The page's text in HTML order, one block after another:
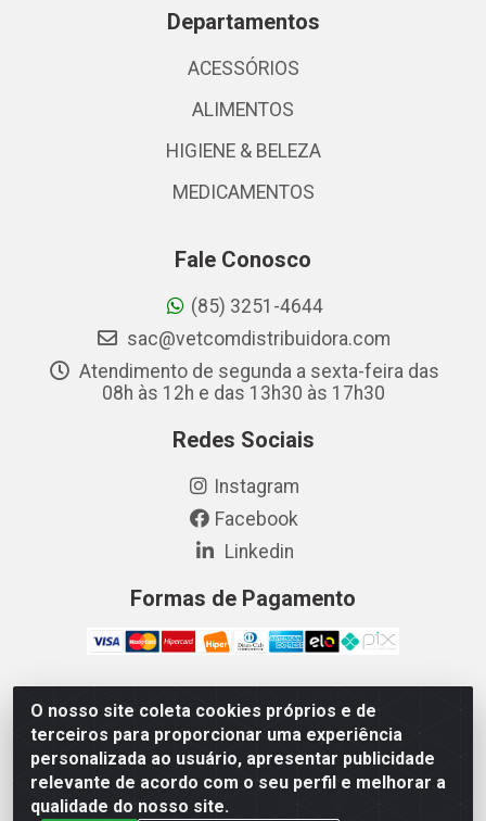
O nosso site coleta cookies próprios e de
terceiros para proporcionar uma experiência
personalizada ao usuário, apresentar publicidade
relevante de acordo com o seu perfil e melhorar a
qualidade do nosso site.
Departamentos
ACESSÓRIOS
ALIMENTOS
HIGIENE & BELEZA
MEDICAMENTOS
Fale Conosco
(85) 3251-4644
sac@vetcomdistribuidora.com
Atendimento de segunda a sexta-feira das
08h às 12h e das 13h30 às 17h30
Redes Sociais
Instagram
Facebook
Linkedin
Formas de Pagamento
Vetcom Distribuidora de Rações LTDA - Rua Maximiano
Barreto, 1040 - Barroso, Fortaleza/CE - CEP 60.863-260
- CNPJ 26.133.872/0001-11